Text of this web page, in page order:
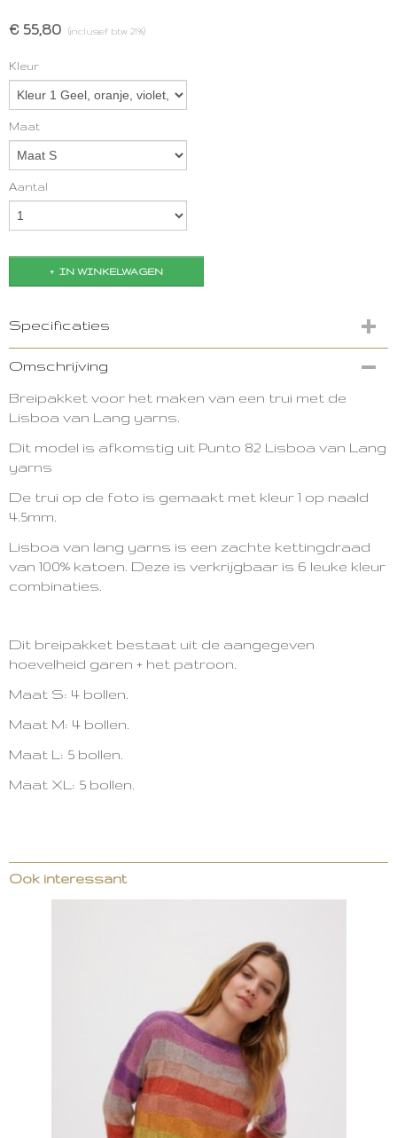
€ 55,80 (inclusief btw 21%)
Kleur
Maat
Aantal
IN WINKELWAGEN
Specificaties
Omschrijving
Breipakket voor het maken van een trui met de
Lisboa van Lang yarns.
Dit model is afkomstig uit Punto 82 Lisboa van Lang
yarns
De trui op de foto is gemaakt met kleur 1 op naald
4.5mm.
Lisboa van lang yarns is een zachte kettingdraad
van 100% katoen. Deze is verkrijgbaar is 6 leuke kleur
combinaties.
Dit breipakket bestaat uit de aangegeven
hoevelheid garen + het patroon.
Maat S: 4 bollen.
Maat M: 4 bollen.
Maat L: 5 bollen.
Maat XL: 5 bollen.
Ook interessant